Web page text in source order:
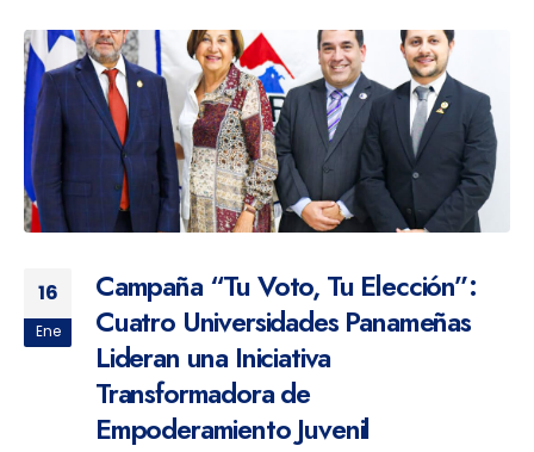
16
Ene
Campaña “Tu Voto, Tu Elección”:
Cuatro Universidades Panameñas
Lideran una Iniciativa
Transformadora de
Empoderamiento Juvenil